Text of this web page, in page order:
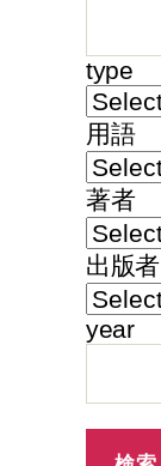
type
用語
著者
出版者
year